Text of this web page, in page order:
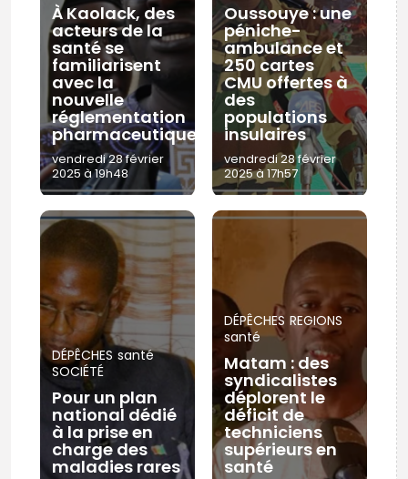
À Kaolack, des
acteurs de la
santé se
familiarisent
avec la
nouvelle
réglementation
pharmaceutique
vendredi 28 février
2025 à 19h48
Oussouye : une
péniche-
ambulance et
250 cartes
CMU offertes à
des
populations
insulaires
vendredi 28 février
2025 à 17h57
DÉPÊCHES santé
SOCIÉTÉ
Pour un plan
national dédié
à la prise en
charge des
maladies rares
DÉPÊCHES REGIONS
santé
Matam : des
syndicalistes
déplorent le
déficit de
techniciens
supérieurs en
santé